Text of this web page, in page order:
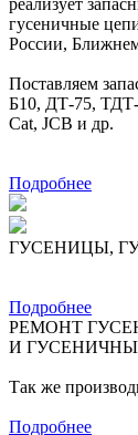
реализует
гусеничные
России,
Поставляем
Б10, ДТ-75,
Cat, JCB и др.
Подробнее
ГУСЕНИЦЫ,
Подробнее
РЕМОНТ
И
Так же
Подробнее